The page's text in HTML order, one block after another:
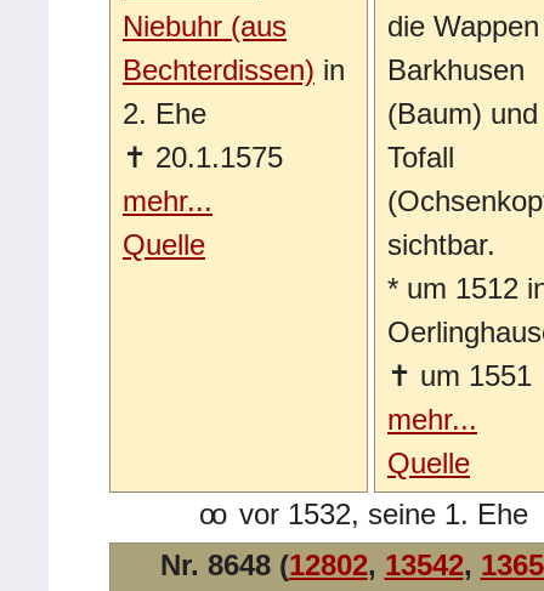
Niebuhr (aus
Bechterdissen) in
2. Ehe
✝ 20.1.1575
mehr...
Quelle
die
Barkhusen
(Baum)
Tofall
sichtbar.
* um 1512
✝ um 1551
mehr...
Quelle
oo vor 1532, seine 1. Ehe
Nr. 8648 (12802, 13542,